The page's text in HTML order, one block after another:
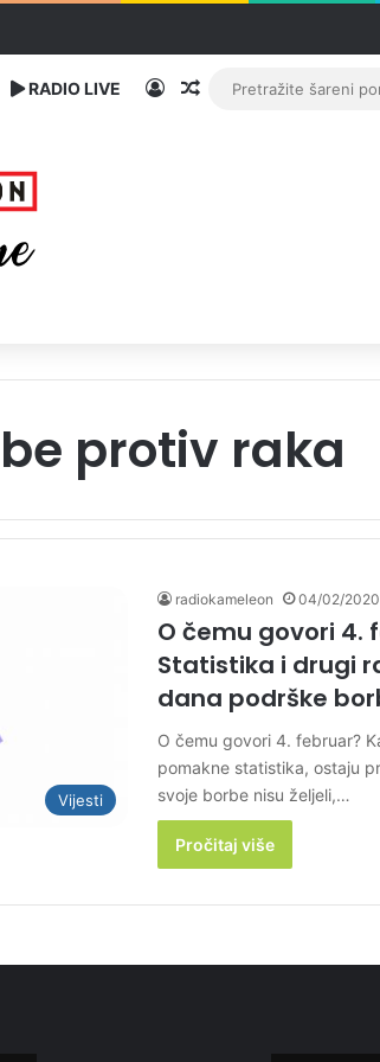
RADIO LIVE PrijavaRandom članak
protiv raka
Vijesti
radiokameleon 04/02/2020
O čemu govori 4.
Statistika i drugi
dana podrške
O čemu govori 4. februar?
pomakne statistika, ostaju
svoje borbe nisu željeli,…
Pročitaj više